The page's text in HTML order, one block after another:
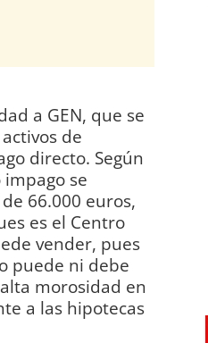
a GEN, que se
de
directo. Según
se
66.000 euros,
es el Centro
vender, pues
puede ni debe
morosidad en
a las hipotecas